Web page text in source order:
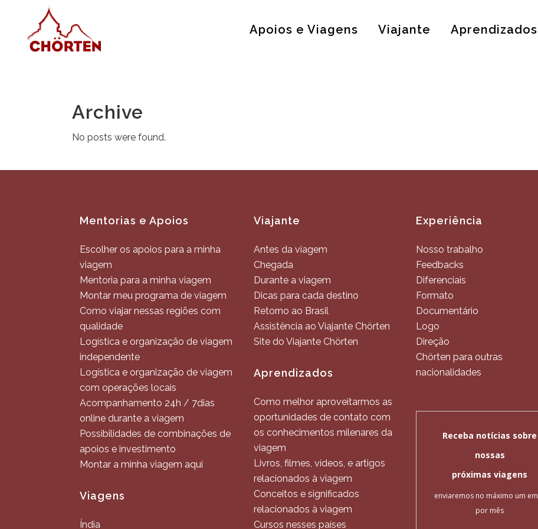
Apoios e Viagens Viajante Aprendizados
Archive
No posts were found.
Mentorias e Apoios
Escolher os apoios para a minha
viagem
Mentoria para a minha viagem
Montar meu programa de viagem
Como viajar nessas regiões com
qualidade
Logística e organização de viagem
independente
Logística e organização de viagem
com operações locais
Acompanhamento 24h / 7dias
online durante a viagem
Possibilidades de combinações de
apoios e investimento
Montar a minha viagem aqui
Viagens
Índia
Viajante
Antes da viagem
Chegada
Durante a viagem
Dicas para cada destino
Retorno ao Brasil
Assistência ao Viajante Chörten
Site do Viajante Chörten
Aprendizados
Como melhor aproveitarmos as
oportunidades de contato com
os conhecimentos milenares da
viagem
Livros, filmes, vídeos, e artigos
relacionados à viagem
Conceitos e significados
relacionados à viagem
Cursos nesses países
Experiência
Nosso trabalho
Feedbacks
Diferenciais
Formato
Documentário
Logo
Direção
Chörten para outras
nacionalidades